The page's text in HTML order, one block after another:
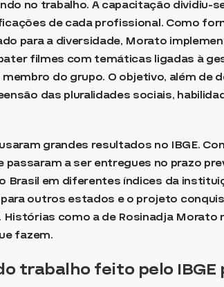
no trabalho. A capacitação dividiu-
de cada profissional. Como
para a diversidade, Morato
filmes com temáticas ligadas à
do grupo. O objetivo, além de
das pluralidades sociais,
grandes resultados no IBGE.
a ser entregues no prazo
Brasil em diferentes índices da
outros estados e o projeto
como a de Rosinadja Morato
fazem.
trabalho feito pelo IBGE